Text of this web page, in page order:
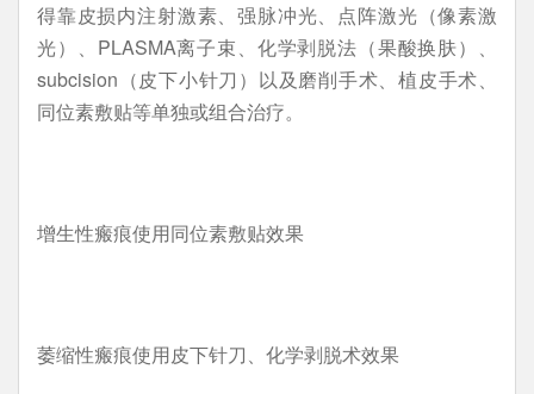
得靠皮损内注射激素、强脉冲光、点阵激光（像素激
光）、PLASMA离子束、化学剥脱法（果酸换肤）、
subcision（皮下小针刀）以及磨削手术、植皮手术、
同位素敷贴等单独或组合治疗。
增生性瘢痕使用同位素敷贴效果
萎缩性瘢痕使用皮下针刀、化学剥脱术效果